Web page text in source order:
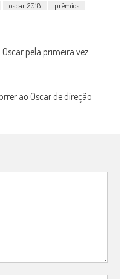
oscar 2018
prêmios
pela primeira vez
ao Oscar de direção